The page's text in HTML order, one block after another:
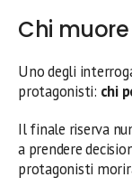
Chi
Uno degli
protagonisti: chi
Il finale riserva
a prendere
protagonisti